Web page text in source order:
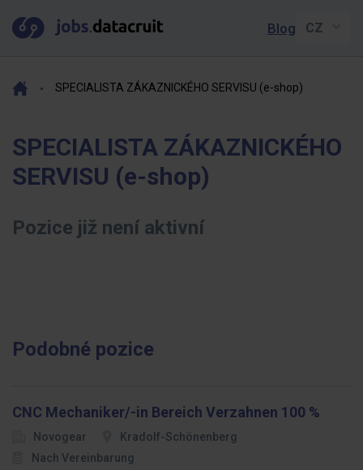
Blog
SPECIALISTA ZÁKAZNICKÉHO SERVISU (e-shop)
SPECIALISTA ZÁKAZNICKÉHO
SERVISU (e-shop)
Pozice již není aktivní
Podobné pozice
CNC Mechaniker/-in Bereich Verzahnen 100 %
Novogear
Kradolf-Schönenberg
Nach Vereinbarung